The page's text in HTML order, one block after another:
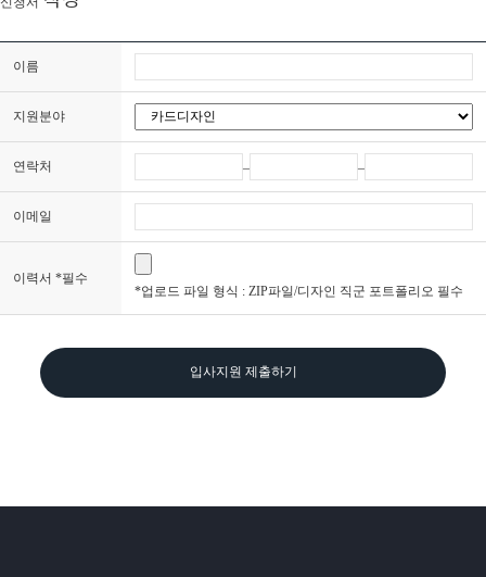
이름
지원분야
연락처 – –
이메일
이력서 *필수
*업로드 파일 형식 : ZIP파일/디자인 직군 포트폴리오 필수
입사지원 제출하기